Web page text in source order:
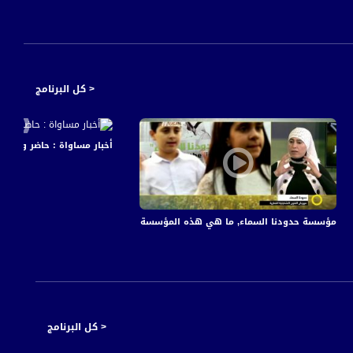
< كل البرنامج
أخبار مساواة : حاضر
مؤسسة حدودنا السماء, ما هي هذه المؤسسة ما هي فعاليتها ؟- مها ابو حسين،صفاء
مساواة الفضائية
< كل البرنامج